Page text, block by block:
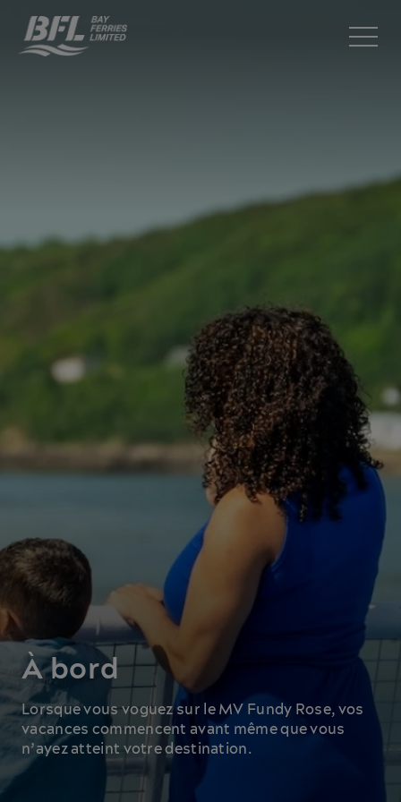
À bord
Lorsque vous voguez sur le MV Fundy Rose, vos
vacances commencent avant même que vous
n’ayez atteint votre destination.